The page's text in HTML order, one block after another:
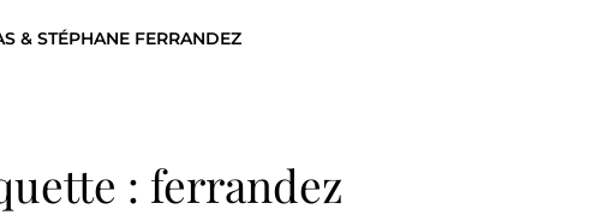
& STÉPHANE FERRANDEZ
: ferrandez